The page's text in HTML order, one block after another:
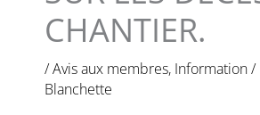
CHANTIER.
/Avis aux membres, Information/
Blanchette